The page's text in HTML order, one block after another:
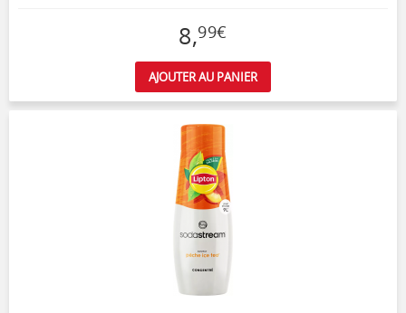
8,99€
AJOUTER AU PANIER